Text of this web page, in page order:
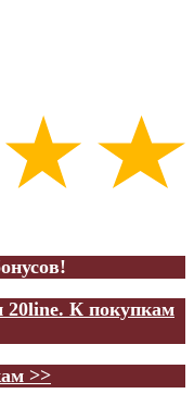
20line. К покупкам
>>